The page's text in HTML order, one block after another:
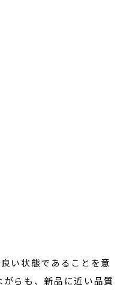
い状態であることを意
らも、新品に近い品質